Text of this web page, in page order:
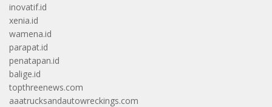
inovatif.id
xenia.id
wamena.id
parapat.id
penatapan.id
balige.id
topthreenews.com
aaatrucksandautowreckings.com